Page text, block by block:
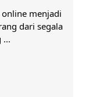
menjadi
dari segala
...